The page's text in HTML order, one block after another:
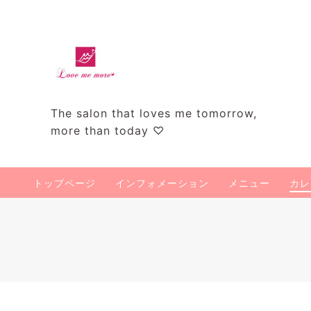
The salon that loves me tomorrow,
more than today ♡
トップページ インフォメーション メニュー カ